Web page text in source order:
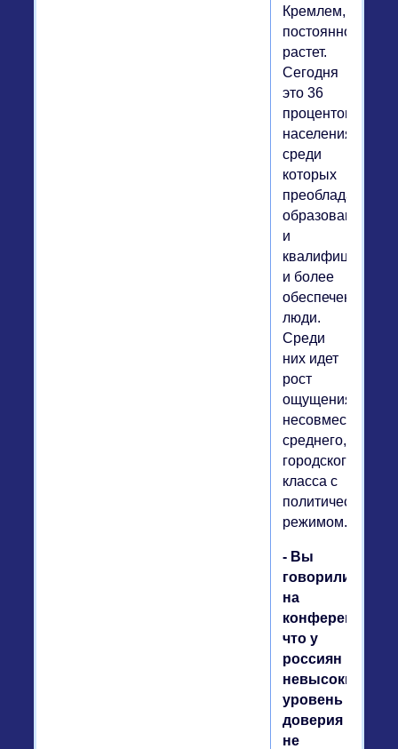
Кремлем,
постоянно
растет.
Сегодня
это 36
процентов
населения,
среди
которых
преобладают
образованные
и
и более
обеспеченные
люди.
Среди
них идет
рост
ощущения
среднего,
городского
класса с
политическим
режимом.
- Вы
говорили
на
конференции,
что у
россиян
невысокий
уровень
доверия
не